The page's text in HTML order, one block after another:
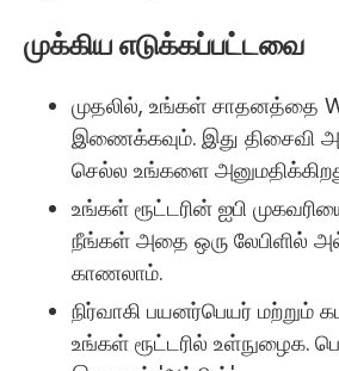
முக்கிய எடுக்கப்பட்டவை
முதலில், உங்கள் சாதனத்தை
இணைக்கவும். இது திசைவி
செல்ல உங்களை
உங்கள் ரூட்டரின் ஐபி
நீங்கள் அதை ஒரு லேபிளில்
காணலாம்.
நிர்வாகி பயனர்பெயர் மற்றும்
உங்கள் ரூட்டரில் உள்நுழைக.